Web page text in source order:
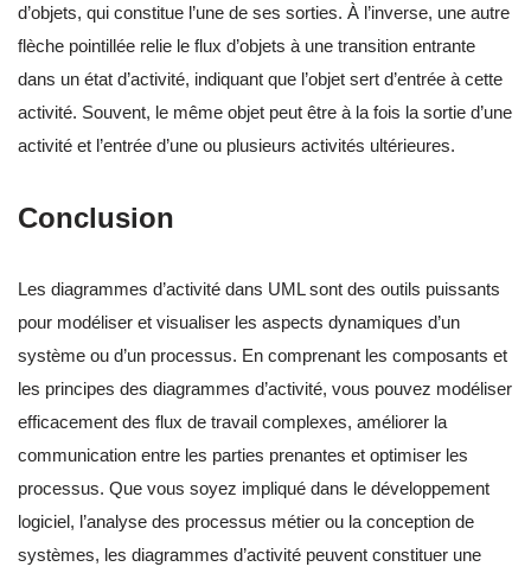
d’objets, qui constitue l’une de ses sorties. À l’inverse, une autre
flèche pointillée relie le flux d’objets à une transition entrante
dans un état d’activité, indiquant que l’objet sert d’entrée à cette
activité. Souvent, le même objet peut être à la fois la sortie d’une
activité et l’entrée d’une ou plusieurs activités ultérieures.
Conclusion
Les diagrammes d’activité dans UML sont des outils puissants
pour modéliser et visualiser les aspects dynamiques d’un
système ou d’un processus. En comprenant les composants et
les principes des diagrammes d’activité, vous pouvez modéliser
efficacement des flux de travail complexes, améliorer la
communication entre les parties prenantes et optimiser les
processus. Que vous soyez impliqué dans le développement
logiciel, l’analyse des processus métier ou la conception de
systèmes, les diagrammes d’activité peuvent constituer une